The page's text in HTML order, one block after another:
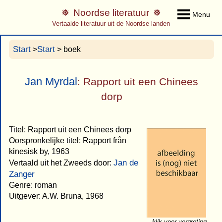
Menu
Noordse literatuur
Vertaalde literatuur uit de Noordse landen
Start >Start > boek
Jan Myrdal: Rapport uit een Chinees
dorp
Titel: Rapport uit een Chinees dorp
Oorspronkelijke titel: Rapport från
kinesisk by, 1963
Vertaald uit het Zweeds door: Jan de
Zanger
Genre: roman
Uitgever: A.W. Bruna, 1968